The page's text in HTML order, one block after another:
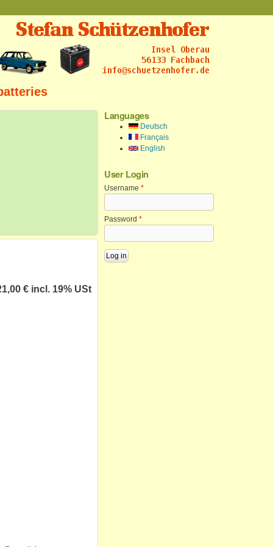
€ incl. 19% USt
Languages
Deutsch
Français
English
User Login
Username *
Password *